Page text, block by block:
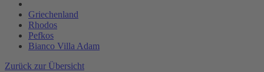
Griechenland
Rhodos
Pefkos
Bianco Villa Adam
Zurück zur Übersicht